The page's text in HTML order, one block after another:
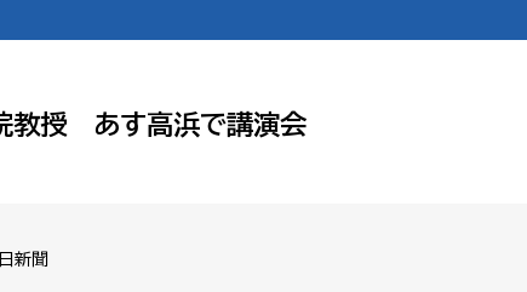
教授 あす高浜で講演会
新聞